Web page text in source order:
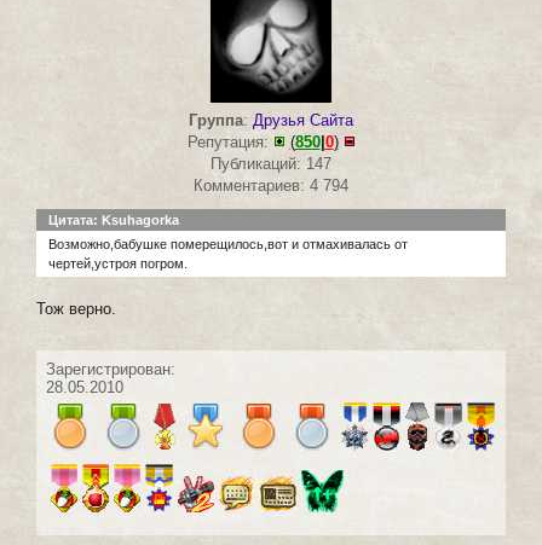
Группа: Друзья Сайта
Репутация:
(850| 0)
Публикаций: 147
Комментариев: 4 794
Цитата: Ksuhagorka
Возможно,бабушке померещилось,вот и отмахивалась от
чертей,устроя погром.
Тож верно.
Зарегистрирован:
28.05.2010